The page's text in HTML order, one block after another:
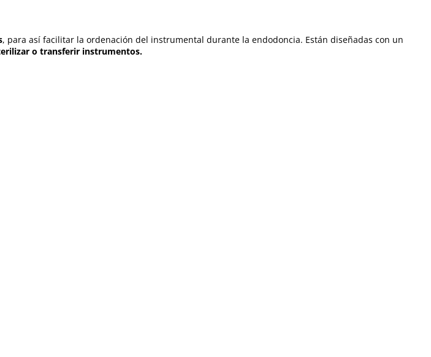
, para así facilitar la ordenación del instrumental durante la endodoncia. Están diseñadas con un
o transferir instrumentos.